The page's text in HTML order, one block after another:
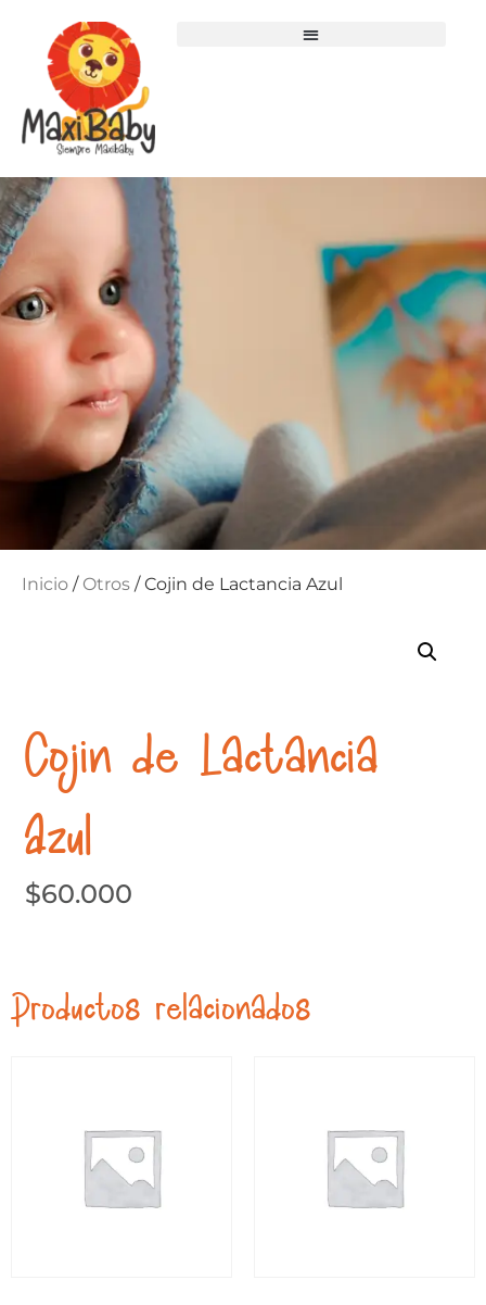
Inicio / Otros / Cojin de Lactancia Azul
Cojin de Lactancia
Azul
$60.000
Productos relacionados